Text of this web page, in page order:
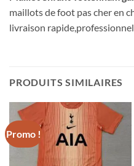
maillots de foot pas cher en
livraison
PRODUITS SIMILAIRES
Promo !